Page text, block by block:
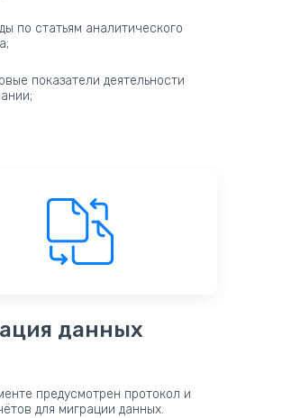
по статьям аналитического
показатели деятельности
данных
предусмотрен протокол и
для миграции данных.